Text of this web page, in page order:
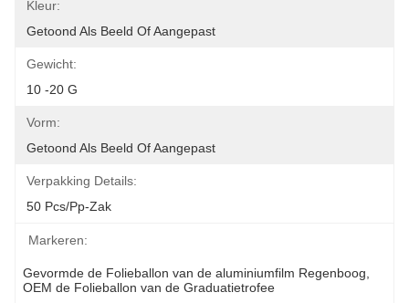
Kleur:
Getoond Als Beeld Of Aangepast
Gewicht:
10 -20 G
Vorm:
Getoond Als Beeld Of Aangepast
Verpakking Details:
50 Pcs/pp-Zak
Markeren:
Gevormde de Folieballon van de aluminiumfilm Regenboog
OEM de Folieballon van de Graduatietrofee